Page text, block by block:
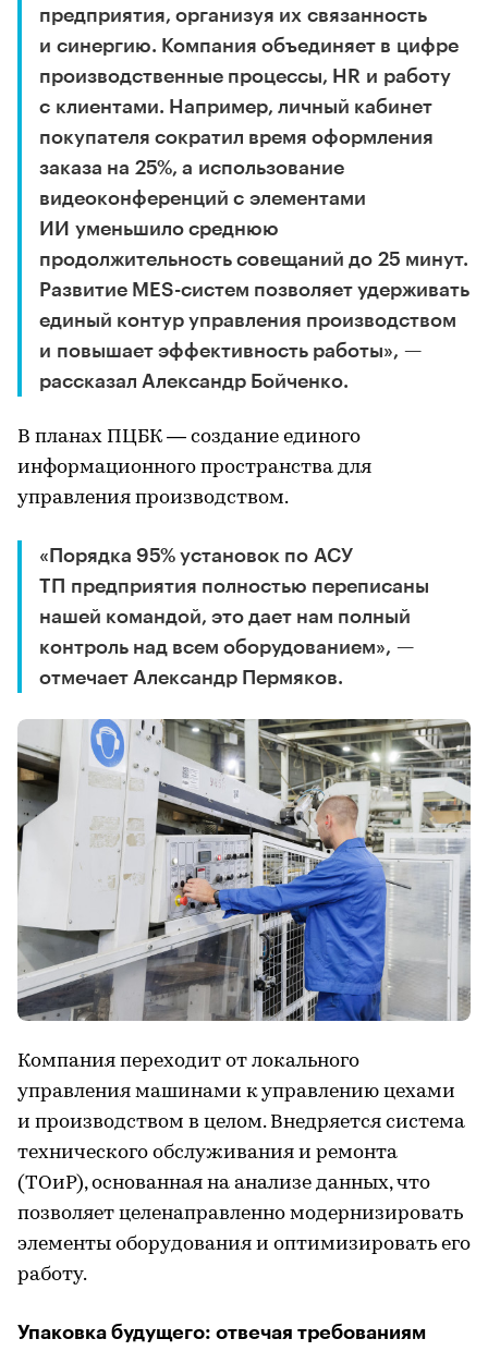
предприятия, организуя их связанность
и синергию. Компания объединяет в цифре
производственные процессы, HR и работу
с клиентами. Например, личный кабинет
покупателя сократил время оформления
заказа на 25%, а использование
видеоконференций с элементами
ИИ уменьшило среднюю
продолжительность совещаний до 25 минут.
Развитие MES-систем позволяет удерживать
единый контур управления производством
и повышает эффективность работы», —
рассказал Александр Бойченко.
В планах ПЦБК — создание единого
информационного пространства для
управления производством.
«Порядка 95% установок по АСУ
ТП предприятия полностью переписаны
нашей командой, это дает нам полный
контроль над всем оборудованием», —
отмечает Александр Пермяков.
Компания переходит от локального
управления машинами к управлению цехами
и производством в целом. Внедряется система
технического обслуживания и ремонта
(ТОиР), основанная на анализе данных, что
позволяет целенаправленно модернизировать
элементы оборудования и оптимизировать его
работу.
Упаковка будущего: отвечая требованиям